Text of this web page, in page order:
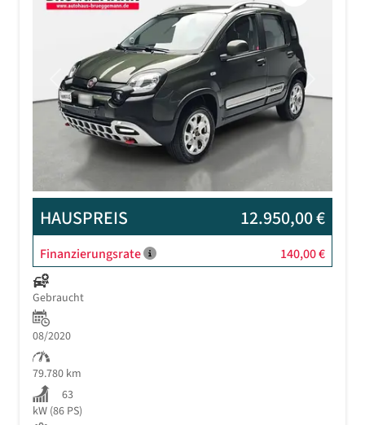
Previous
HAUSPREIS 12.950,00 €
Finanzierungsrate 140,00 €
Gebraucht
08/2020
79.780 km
63
kW (86 PS)